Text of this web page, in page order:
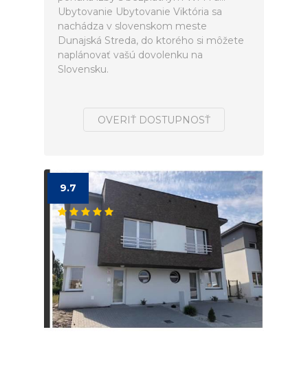
Ubytovanie Ubytovanie Viktória sa
nachádza v slovenskom meste
Dunajská Streda, do ktorého si môžete
naplánovať vašú dovolenku na
Slovensku.
OVERIŤ DOSTUPNOSŤ
9.7